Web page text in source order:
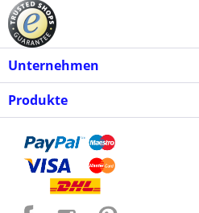
Unternehmen
Produkte